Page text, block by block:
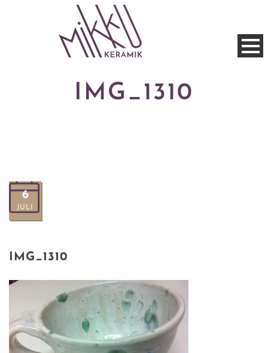
IMG_1310
6
JULI
IMG_1310